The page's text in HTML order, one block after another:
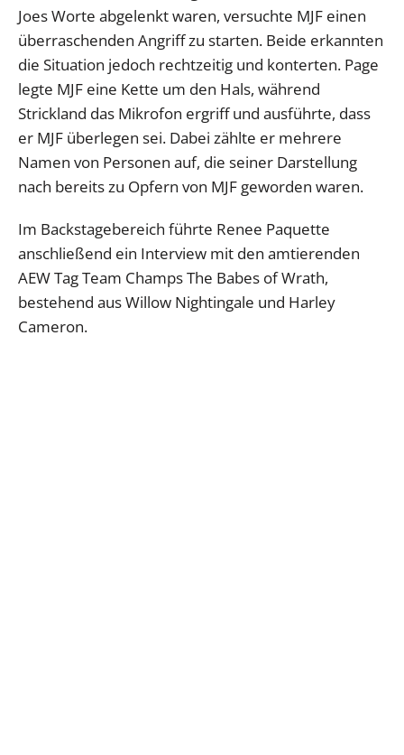
Joes Worte abgelenkt waren, versuchte MJF einen
überraschenden Angriff zu starten. Beide erkannten
die Situation jedoch rechtzeitig und konterten. Page
legte MJF eine Kette um den Hals, während
Strickland das Mikrofon ergriff und ausführte, dass
er MJF überlegen sei. Dabei zählte er mehrere
Namen von Personen auf, die seiner Darstellung
nach bereits zu Opfern von MJF geworden waren.
Im Backstagebereich führte Renee Paquette
anschließend ein Interview mit den amtierenden
AEW Tag Team Champs The Babes of Wrath,
bestehend aus Willow Nightingale und Harley
Cameron.